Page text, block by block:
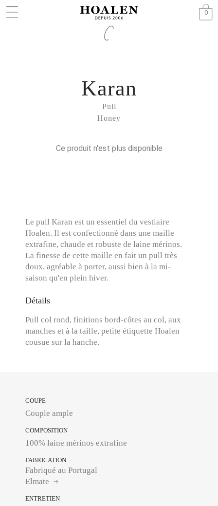
0
Pull
Honey
Karan
Ce produit n'est plus disponible
Le pull Karan est un essentiel du vestiaire
Hoalen. Il est confectionné dans une maille
extrafine, chaude et robuste de laine mérinos.
La finesse de cette maille en fait un pull très
doux, agréable à porter, aussi bien à la mi-
saison qu'en plein hiver.
Détails
Pull col rond, finitions bord-côtes au col, aux
manches et à la taille, petite étiquette Hoalen
cousue sur la hanche.
COUPE
Couple ample
COMPOSITION
100% laine mérinos extrafine
FABRICATION
Fabriqué au Portugal
Elmate
ENTRETIEN